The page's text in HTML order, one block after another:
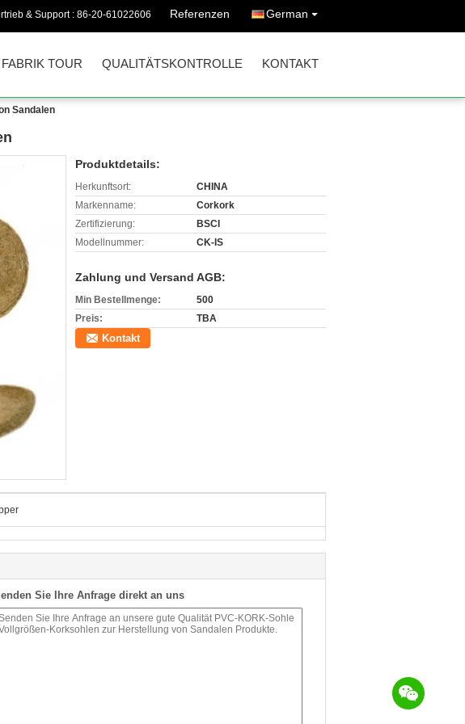
& Support : 86-20-61022606 Referenzen German
FABRIK TOUR QUALITÄTSKONTROLLE KONTAKT
Sandalen
Produktdetails:
Herkunftsort:
CHINA
Markenname:
Corkork
Zertifizierung:
BSCI
Modellnummer:
CK-IS
Zahlung und Versand AGB:
Min Bestellmenge:
500
Preis:
TBA
Kontakt
Sie Ihre Anfrage direkt an uns